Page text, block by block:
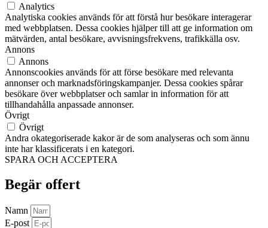
Analytics
Analytiska cookies används för att förstå hur besökare interagerar
med webbplatsen. Dessa cookies hjälper till att ge information om
mätvärden, antal besökare, avvisningsfrekvens, trafikkälla osv.
Annons
Annons
Annonscookies används för att förse besökare med relevanta
annonser och marknadsföringskampanjer. Dessa cookies spårar
besökare över webbplatser och samlar in information för att
tillhandahålla anpassade annonser.
Övrigt
Övrigt
Andra okategoriserade kakor är de som analyseras och som ännu
inte har klassificerats i en kategori.
SPARA OCH ACCEPTERA
Begär offert
Namn
E-post